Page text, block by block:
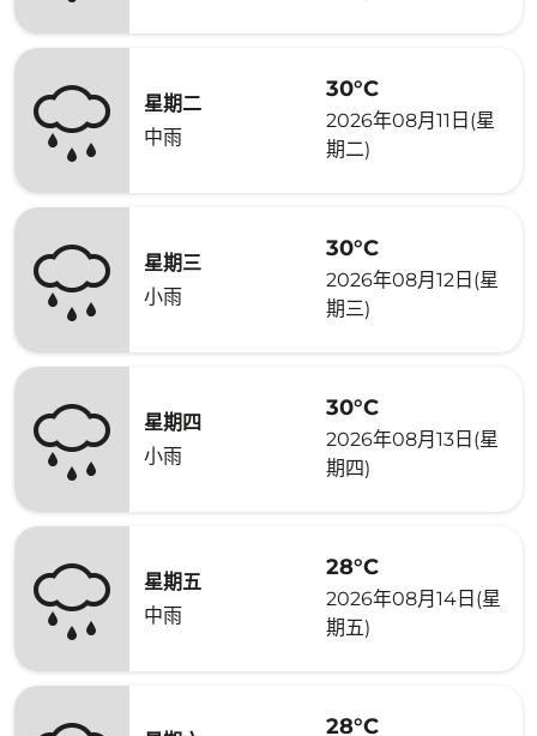
星期二
中雨
30°C
2026年08月11日(星
期二)
星期三
小雨
30°C
2026年08月12日(星
期三)
星期四
小雨
30°C
2026年08月13日(星
期四)
星期五
中雨
28°C
2026年08月14日(星
期五)
28°C